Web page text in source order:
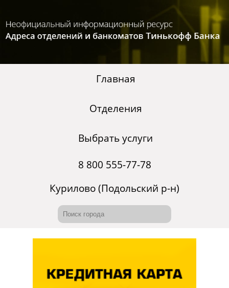
Главная
Отделения
Выбрать услуги
8 800 555-77-78
Курилово (Подольский р-н)